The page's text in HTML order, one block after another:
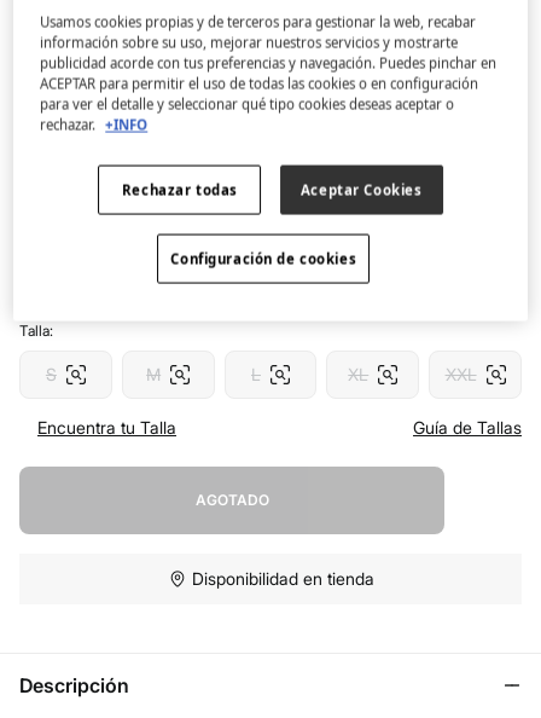
Women'secret
Pijama corto satén verde
3.9 (66)
verde
Talla:
S M L XL XXL
Encuentra tu Talla Guía de Tallas
AGOTADO
Disponibilidad en tienda
Descripción
Usamos cookies propias y de terceros para gestionar la web, recabar
información sobre su uso, mejorar nuestros servicios y mostrarte
publicidad acorde con tus preferencias y navegación. Puedes pinchar en
ACEPTAR para permitir el uso de todas las cookies o en configuración
para ver el detalle y seleccionar qué tipo cookies deseas aceptar o
rechazar. +INFO
Rechazar todas Aceptar Cookies
Configuración de cookies